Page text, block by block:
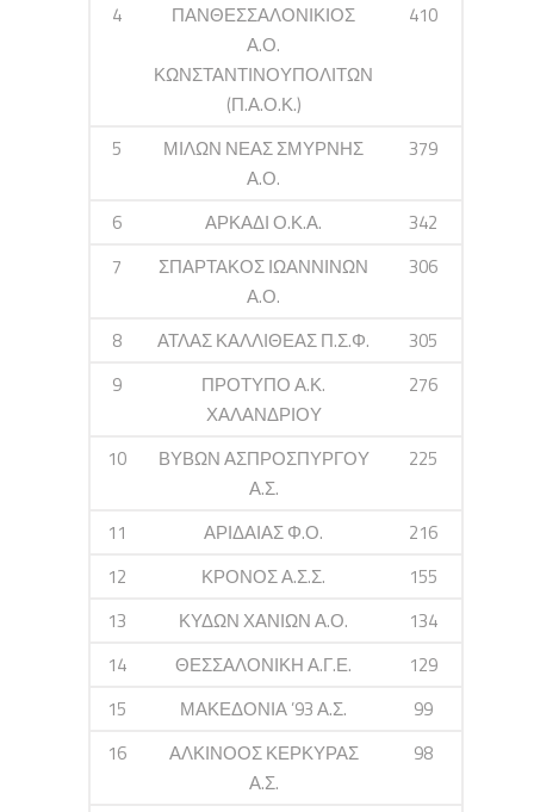
4
ΠΑΝΘΕΣΣΑΛΟΝΙΚΙΟΣ
Α.Ο.
ΚΩΝΣΤΑΝΤΙΝΟΥΠΟΛΙΤΩΝ
(Π.Α.Ο.Κ.)
410
5
ΜΙΛΩΝ ΝΕΑΣ ΣΜΥΡΝΗΣ
Α.Ο.
379
6 ΑΡΚΑΔΙ Ο.Κ.Α.
342
7
ΣΠΑΡΤΑΚΟΣ ΙΩΑΝΝΙΝΩΝ
Α.Ο.
306
8 ΑΤΛΑΣ ΚΑΛΛΙΘΕΑΣ Π.Σ.Φ.
305
9
ΠΡΟΤΥΠΟ Α.Κ.
ΧΑΛΑΝΔΡΙΟΥ
276
10
ΒΥΒΩΝ ΑΣΠΡΟΣΠΥΡΓΟΥ
Α.Σ.
225
11 ΑΡΙΔΑΙΑΣ Φ.Ο.
216
12
ΚΡΟΝΟΣ Α.Σ.Σ.
155
13
ΚΥΔΩΝ ΧΑΝΙΩΝ Α.Ο.
134
14
ΘΕΣΣΑΛΟΝΙΚΗ Α.Γ.Ε.
129
15
ΜΑΚΕΔΟΝΙΑ ’93 Α.Σ.
99
16
ΑΛΚΙΝΟΟΣ ΚΕΡΚΥΡΑΣ
Α.Σ.
98